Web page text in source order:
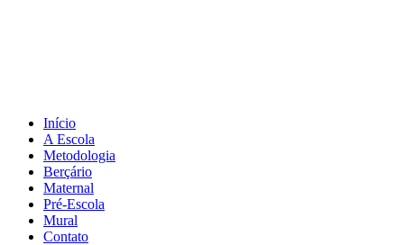
Início
A Escola
Metodologia
Berçário
Maternal
Pré-Escola
Mural
Contato